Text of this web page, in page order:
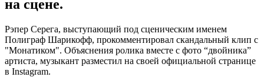
на сцене.
Рэпер Серега, выступающий под сценическим именем
Полиграф Шарикофф, прокомментировал скандальный клип с
"Монатиком". Объяснения ролика вместе с фото “двойника”
артиста, музыкант разместил на своей официальной странице
в Instagram.